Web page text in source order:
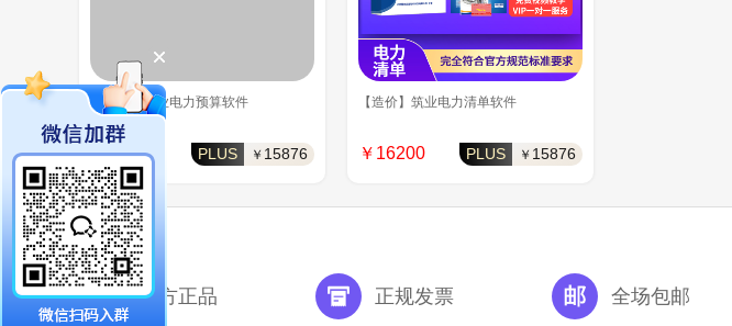
【造价】筑业电力预算软件
￥16200 PLUS ￥ 15876
【造价】筑业电力清单软件
￥16200 PLUS ￥ 15876
官方正品 正规发票 全场包邮